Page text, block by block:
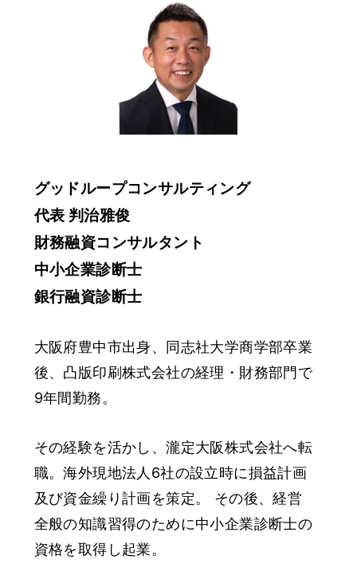
グッドループコンサルティング
代表 判治雅俊
財務融資コンサルタント
中小企業診断士
銀行融資診断士
大阪府豊中市出身、同志社大学商学部卒業
後、凸版印刷株式会社の経理・財務部門で
9年間勤務。
その経験を活かし、瀧定大阪株式会社へ転
職。海外現地法人6社の設立時に損益計画
及び資金繰り計画を策定。 その後、経営
全般の知識習得のために中小企業診断士の
資格を取得し起業。